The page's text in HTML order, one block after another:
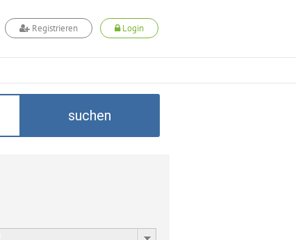
Registrieren Login
suchen